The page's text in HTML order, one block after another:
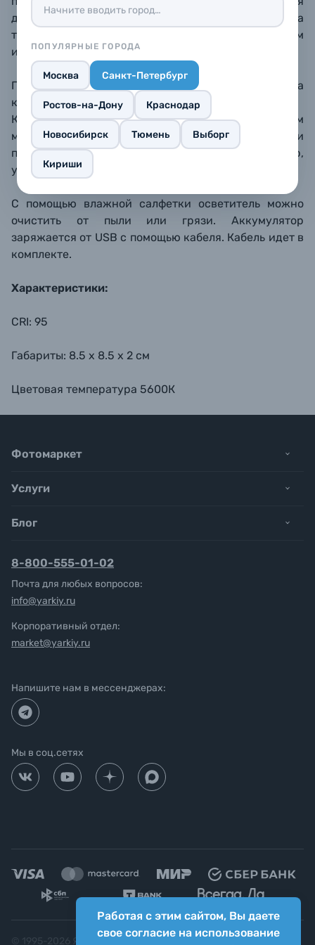
ПОПУЛЯРНЫЕ ГОРОДА
Москва Санкт-Петербург
Ростов-на-Дону Краснодар
Новосибирск Тюмень Выборг
Кириши
дополнительного или бокового освещения, когда
требуется сделать selfie или более ярким
изображение.
Пригодится при фото- и видеосъемках в клубах, на
концертных площадках или вечерней прогулке.
Кольцевой осветитель можно закрепить в любом
месте, он также может защитить телефон при
падении. Корпус изготовлен из пластика anti-slip,
устойчив к царапинам и загрязнению.
С помощью влажной салфетки осветитель можно
очистить от пыли или грязи. Аккумулятор
заряжается от USB с помощью кабеля. Кабель идет в
комплекте.
Характеристики:
CRI: 95
Габариты: 8.5 x 8.5 x 2 см
Цветовая температура 5600К
Работая с этим сайтом, Вы даете
свое согласие на использование
Фотомаркет
Услуги
Блог
8-800-555-01-02
Почта для любых вопросов:
info@yarkiy.ru
Корпоративный отдел:
market@yarkiy.ru
Напишите нам в мессенджерах:
Мы в соц.сетях
Яркий фотомаркет ("Яркий Мир")